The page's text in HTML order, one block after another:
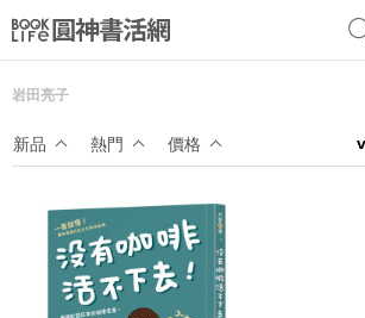
Netflix話題章魚小說！
岩田亮子
新品 熱門 價格